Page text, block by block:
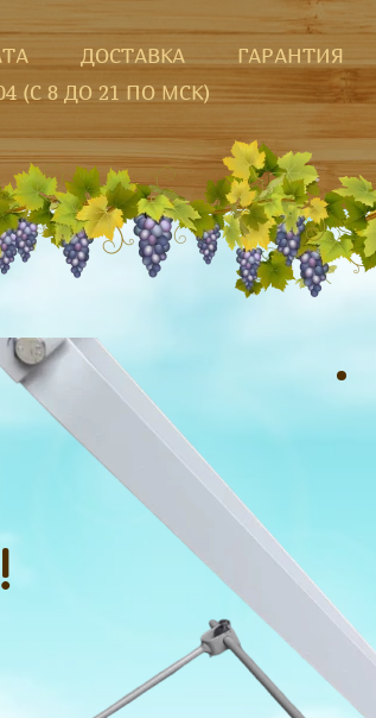
ДОСТАВКА ГАРАНТИЯ
(С 8 ДО 21 ПО МСК)